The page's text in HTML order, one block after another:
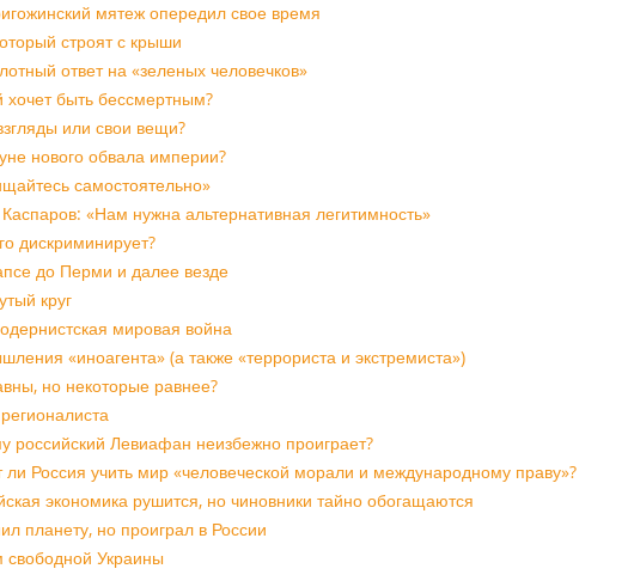
мятеж опередил свое время
строят с крыши
ответ на «зеленых человечков»
быть бессмертным?
или свои вещи?
нового обвала империи?
самостоятельно»
«Нам нужна альтернативная легитимность»
дискриминирует?
до Перми и далее везде
круг
мировая война
«иноагента» (а также «террориста и экстремиста»)
но некоторые равнее?
российский Левиафан неизбежно проиграет?
Россия учить мир «человеческой морали и международному праву»?
экономика рушится, но чиновники тайно обогащаются
планету, но проиграл в России
Украины